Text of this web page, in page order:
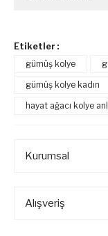
Etiketler :
gümüş kolye
gümüş kolye kadın
hayat ağacı kolye
Kurumsal
Alışveriş